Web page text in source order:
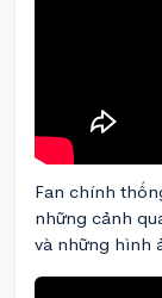
Fan chính
những cảnh
và những hình